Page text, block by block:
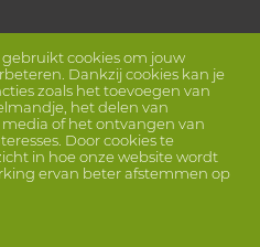
cookies om jouw
Dankzij cookies kan je
zoals het toevoegen van
het delen van
media of het ontvangen van
Door cookies te
in hoe onze website wordt
ervan beter afstemmen op